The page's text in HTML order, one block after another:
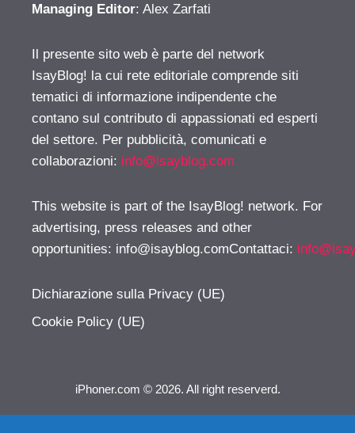
Managing Editor: Alex Zarfati
Il presente sito web è parte del network
IsayBlog! la cui rete editoriale comprende siti
tematici di informazione indipendente che
contano sul contributo di appassionati ed esperti
del settore. Per pubblicità, comunicati e
collaborazioni: info@isayblog.com
This website is part of the IsayBlog! network. For
advertising, press releases and other
opportunities: info@isayblog.comContattaci:
Dichiarazione sulla Privacy (UE)
Cookie Policy (UE)
iPhoner.com © 2026. All right reserverd.